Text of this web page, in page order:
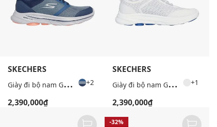
SKECHERS
G
iày đi bộ nam GoWalk 8 Idris +2
2,390,000₫
SKECHERS
G
iày đi bộ nam Go Walk 8 +1
2,390,000₫
-32%